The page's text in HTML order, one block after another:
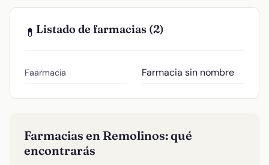
💊 Listado de farmacias (2)
Faarmacia Farmacia sin nombre
Farmacias en Remolinos: qué
encontrarás